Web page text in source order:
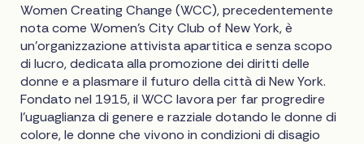
Women Creating Change (WCC), precedentemente
nota come Women's City Club of New York, è
un'organizzazione attivista apartitica e senza scopo
di lucro, dedicata alla promozione dei diritti delle
donne e a plasmare il futuro della città di New York.
Fondato nel 1915, il WCC lavora per far progredire
l'uguaglianza di genere e razziale dotando le donne di
colore, le donne che vivono in condizioni di disagio